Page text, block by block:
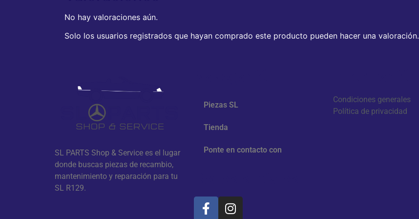
No hay valoraciones aún.
Solo los usuarios registrados que hayan comprado este producto pueden hacer una valoración.
SL PARTS Shop & Service es el lugar
donde buscas piezas de recambio,
mantenimiento y reparación para tu
SL R129.
Piezas SL
Tienda
Ponte en contacto con
Condiciones generales
Política de privacidad